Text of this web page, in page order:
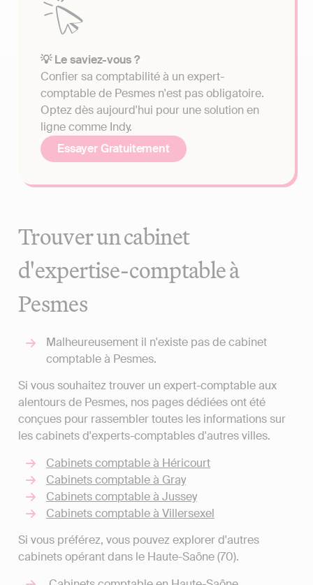
💡 Le saviez-vous ?
Confier sa comptabilité à un expert-
comptable de Pesmes n'est pas obligatoire.
Optez dès aujourd'hui pour une solution en
ligne comme Indy.
Essayer Gratuitement
Trouver un cabinet
d'expertise-comptable à
Pesmes
Malheureusement il n'existe pas de cabinet
comptable à Pesmes.
Si vous souhaitez trouver un expert-comptable aux
alentours de Pesmes, nos pages dédiées ont été
conçues pour rassembler toutes les informations sur
les cabinets d'experts-comptables d'autres villes.
Cabinets comptable à Héricourt
Cabinets comptable à Gray
Cabinets comptable à Jussey
Cabinets comptable à Villersexel
Si vous préférez, vous pouvez explorer d'autres
cabinets opérant dans le Haute-Saône (70).